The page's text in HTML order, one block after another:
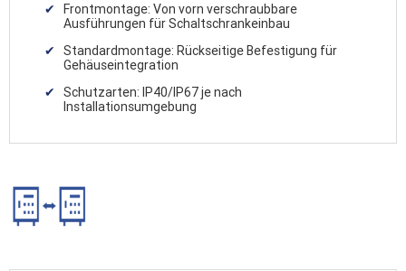
Frontmontage: Von vorn verschraubbare
Ausführungen für Schaltschrankeinbau
Standardmontage: Rückseitige Befestigung für
Gehäuseintegration
Schutzarten: IP40/IP67 je nach
Installationsumgebung